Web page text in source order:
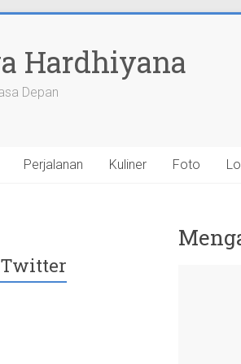
Hardhiyana
Depan
Perjalanan Kuliner Foto
Twitter